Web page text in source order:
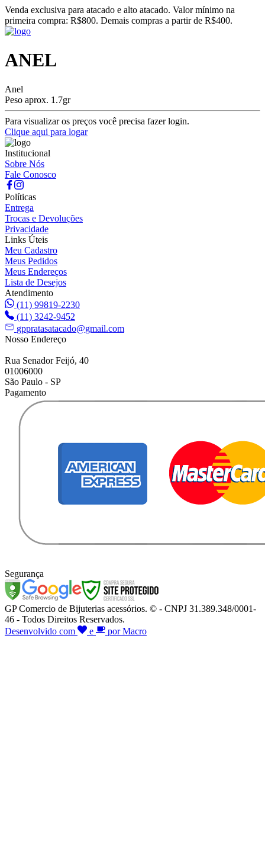
Venda exclusiva para atacado e alto atacado. Valor mínimo na
primeira compra: R$800. Demais compras a partir de R$400.
ANEL
Anel
Peso aprox. 1.7gr
Para visualizar os preços você precisa fazer login.
Clique aqui para logar
Institucional
Sobre Nós
Fale Conosco
Políticas
Entrega
Trocas e Devoluções
Privacidade
Links Úteis
Meu Cadastro
Meus Pedidos
Meus Endereços
Lista de Desejos
Atendimento
(11) 99819-2230
(11) 3242-9452
gppratasatacado@gmail.com
Nosso Endereço
Rua Senador Feijó, 40
01006000
São Paulo - SP
Pagamento
Segurança
GP Comercio de Bijuterias acessórios. © - CNPJ 31.389.348/0001-
46 - Todos Direitos Reservados.
Desenvolvido com
e por Macro